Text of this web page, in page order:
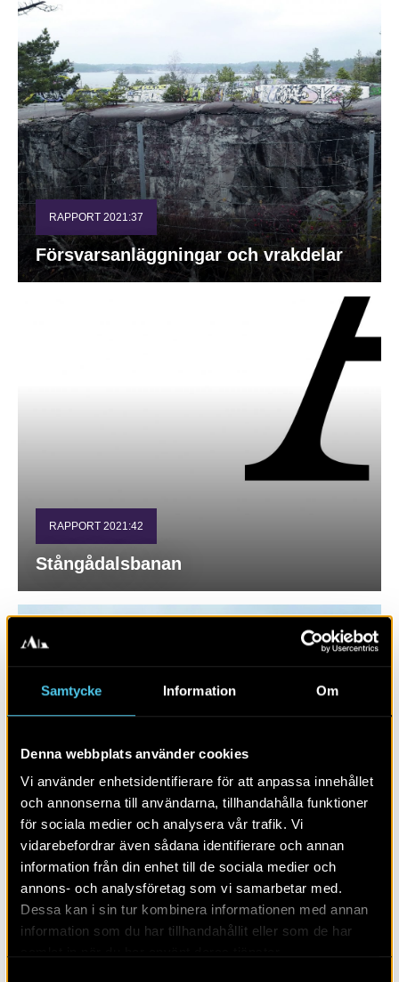
Samtycke Information Om
Denna webbplats använder cookies
Vi använder enhetsidentifierare för att anpassa innehållet
och annonserna till användarna, tillhandahålla funktioner
för sociala medier och analysera vår trafik. Vi
vidarebefordrar även sådana identifierare och annan
information från din enhet till de sociala medier och
annons- och analysföretag som vi samarbetar med.
Dessa kan i sin tur kombinera informationen med annan
information som du har tillhandahållit eller som de har
RAPPORT 2021:37
Försvarsanläggningar och vrakdelar
RAPPORT 2021:42
Stångådalsbanan
Område B1, B2, B4 och B6